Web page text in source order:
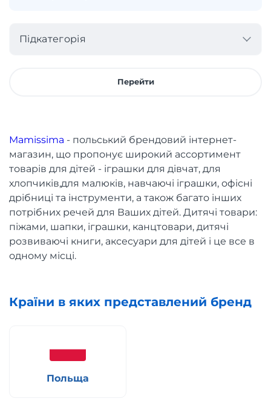
Підкатегорія
Перейти
Mamissima - польський брендовий інтернет-
магазин, що пропонує широкий ассортимент
товарів для дітей - іграшки для дівчат, для
хлопчиків,для малюків, навчаючі іграшки, офісні
дрібниці та інструменти, а також багато інших
потрібних речей для Ваших дітей. Дитячі товари:
піжами, шапки, іграшки, канцтовари, дитячі
розвиваючі книги, аксесуари для дітей і це все в
одному місці.
Країни в яких представлений бренд
Польща